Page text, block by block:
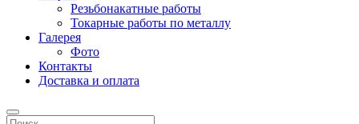
Резьбонакатные работы
Токарные работы по металлу
Галерея
Фото
Контакты
Доставка и оплата